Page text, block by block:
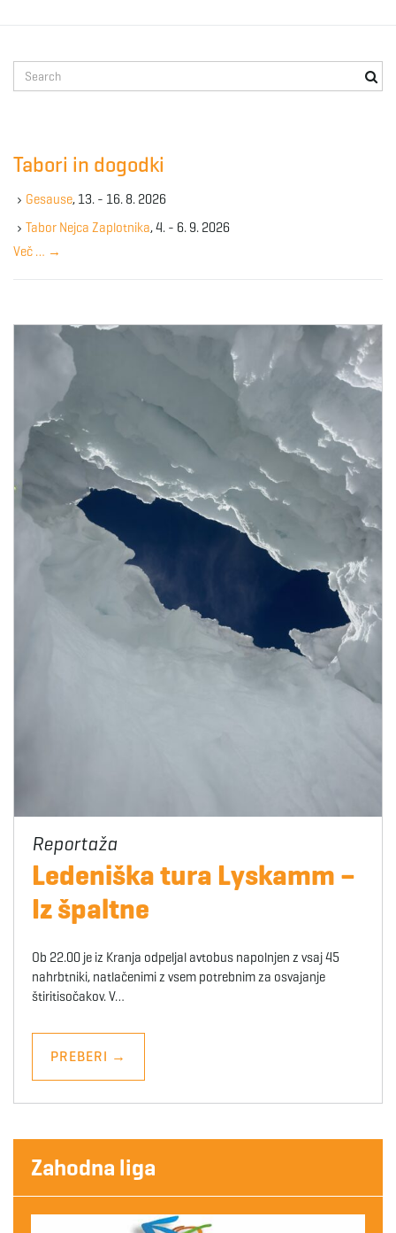
e
e
y
w
r
Tabori in dogodki
Gesause, 13. - 16. 8. 2026
Tabor Nejca Zaplotnika, 4. - 6. 9. 2026
Več … →
Ledeniška tura Lyskamm –
Iz špaltne
Ob 22.00 je iz Kranja odpeljal avtobus napolnjen z vsaj 45
nahrbtniki, natlačenimi z vsem potrebnim za osvajanje
štiritisočakov. V…
PREBERI →
Zahodna liga